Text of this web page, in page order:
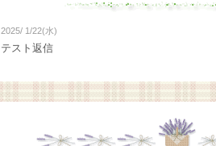
2025/ 1/22(水)
テスト返信